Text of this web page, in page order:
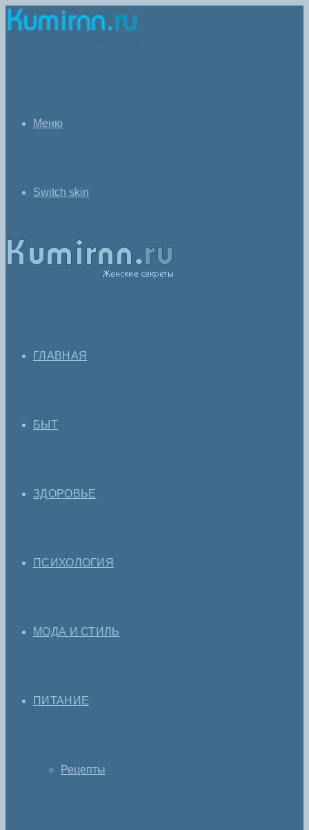
Меню
Switch skin
ГЛАВНАЯ
БЫТ
ЗДОРОВЬЕ
ПСИХОЛОГИЯ
МОДА И СТИЛЬ
ПИТАНИЕ
Рецепты